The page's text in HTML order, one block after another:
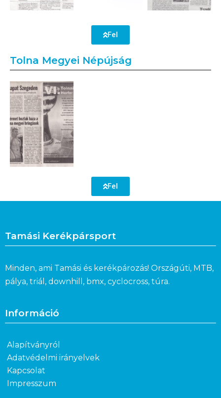
Fel
Tolna Megyei Népújság
Fel
Tamási Kerékpársport
Minden, ami Tamási és kerékpározás! Országúti, MTB,
pálya, triál, downhill, bmx, cyclocross, túra.
Információ
Alapítványról
Adatvédelmi irányelvek
Kapcsolat
Impresszum